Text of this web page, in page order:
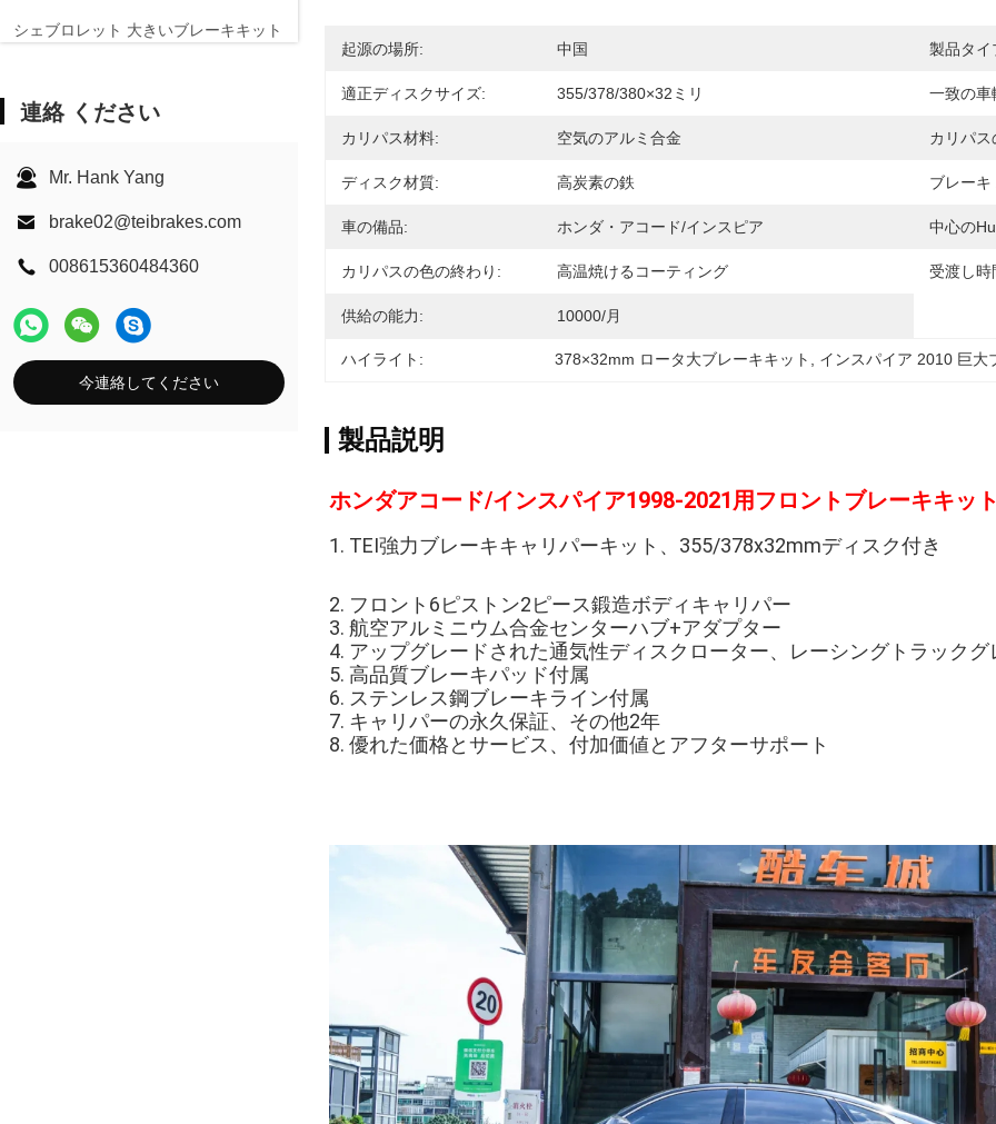
シェブロレット 大きいブレーキキット
EPBブレーキキャリパー
連絡 ください
Mr. Hank Yang
brake02@teibrakes.com
008615360484360
今連絡してください
起源の場所: 中国 製品タイ
適正ディスクサイズ: 355/378/380×32ミリ 一致の車
カリパス材料: 空気のアルミ合金 カリパス
ディスク材質: 高炭素の鉄 ブレーキ
車の備品: ホンダ・アコード/インスピア 中心の
カリパスの色の終わり: 高温焼けるコーティング 受渡し時
供給の能力: 10000/月
ハイライト: 378×32mm ロータ大ブレーキキット インスパイア 2010 巨大
製品説明
ホンダアコード/インスパイア1998-2021用フロントブレーキキット
1. TEI強力ブレーキキャリパーキット、355/378x32mmディスク付き
2. フロント6ピストン2ピース鍛造ボディキャリパー
3. 航空アルミニウム合金センターハブ+アダプター
4. アップグレードされた通気性ディスクローター、レーシングトラックグ
5. 高品質ブレーキパッド付属
6. ステンレス鋼ブレーキライン付属
7. キャリパーの永久保証、その他2年
8. 優れた価格とサービス、付加価値とアフターサポート